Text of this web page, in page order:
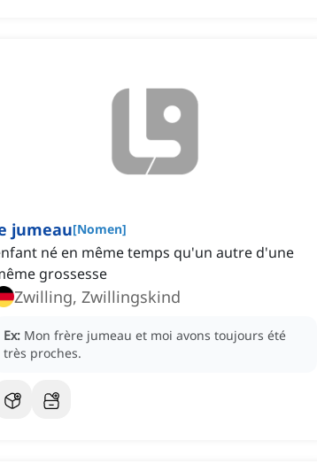
jumeau[Nomen]
né en même temps qu'un autre d'une
grossesse
Zwilling, Zwillingskind
Ex: Mon frère jumeau et moi avons toujours été
très proches.